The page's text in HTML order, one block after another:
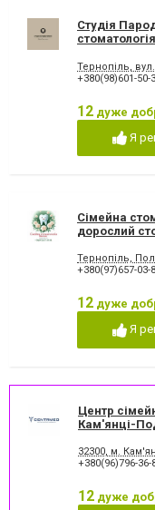
Лікування стоматиту
Озонотерапія в
Пластини для
Пломбування каналів
Хірургічне лікування
Шинування зубів
Студія
Тернопіль,
+380(98)601-50-
12 дуже
Я
Сімейна
дорослий
Тернопіль,
+380(97)657-03-
12 дуже
Я
Центр
Кам'янці-
32300, м.
+380(96)796-36-
12 дуже